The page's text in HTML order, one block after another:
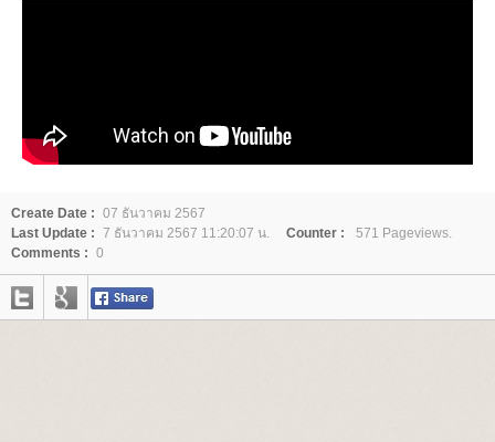
Create Date : 07 ธันวาคม 2567
Last Update : 7 ธันวาคม 2567 11:20:07 น. Counter :
571 Pageviews.
Comments : 0